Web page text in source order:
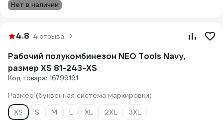
Нет в наличии
4.8 4 отзыва
Рабочий полукомбинезон NEO Tools Navy,
размер XS 81-243-XS
Код товара: 16799191
Размер (буквенная система маркировки)
XS
S M L XL 2XL
3XL